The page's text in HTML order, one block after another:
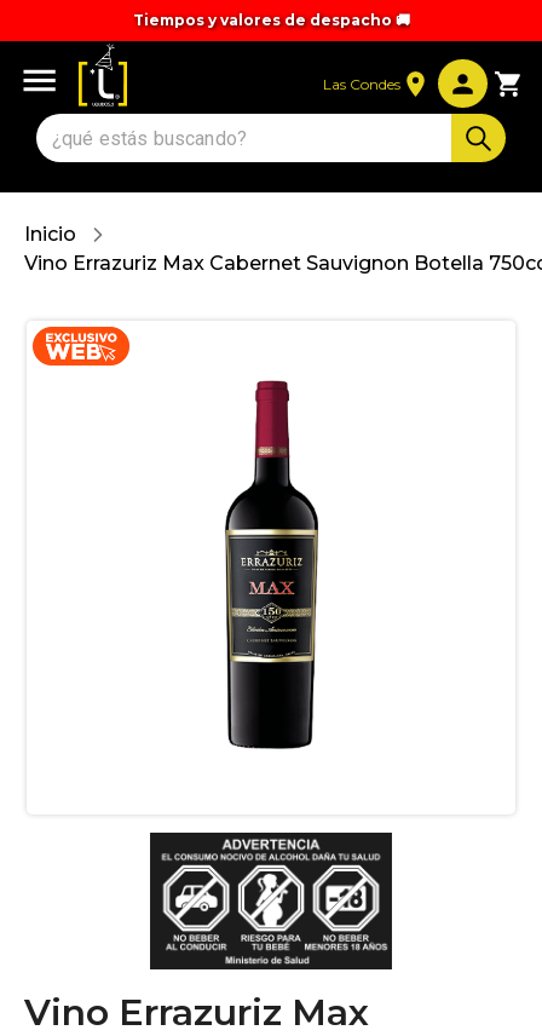
Tiempos y valores de despacho 🚚
Las Condes
Inicio
Vino Errazuriz Max Cabernet Sauvignon Botella
Vino Errazuriz Max